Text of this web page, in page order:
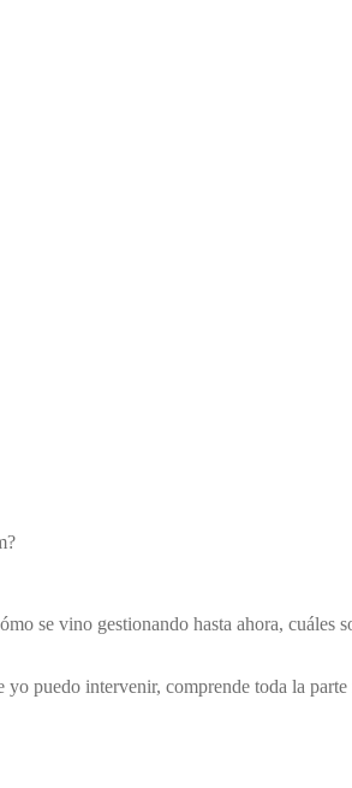
se vino gestionando hasta ahora, cuáles
puedo intervenir, comprende toda la